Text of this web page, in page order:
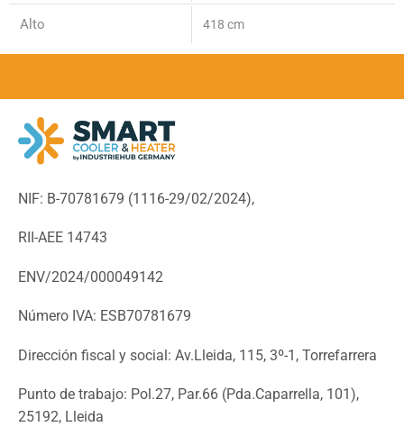
Alto 418 cm
NIF: B-70781679 (1116-29/02/2024),
RII-AEE 14743
ENV/2024/000049142
Número IVA: ESB70781679
Dirección fiscal y social: Av.Lleida, 115, 3º-1, Torrefarrera
Punto de trabajo: Pol.27, Par.66 (Pda.Caparrella, 101),
25192, Lleida